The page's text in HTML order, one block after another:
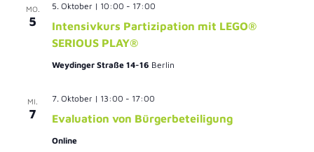
MO.
5
Intensivkurs Partizipation mit LEGO®
SERIOUS PLAY®
5. Oktober | 10:00 - 17:00
Weydinger Straße 14-16 Berlin
MI.
7 Evaluation von Bürgerbeteiligung
7. Oktober | 13:00 - 17:00
Online